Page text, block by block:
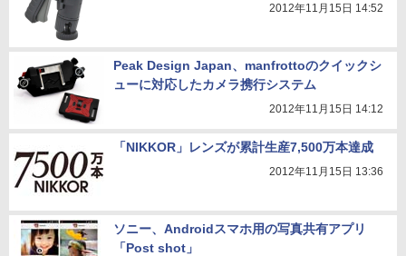
2012年11月15日 14:52
Peak Design Japan、manfrottoのクイックシ
ューに対応したカメラ携行システム
2012年11月15日 14:12
「NIKKOR」レンズが累計生産7,500万本達成
2012年11月15日 13:36
ソニー、Androidスマホ用の写真共有アプリ
「Post shot」